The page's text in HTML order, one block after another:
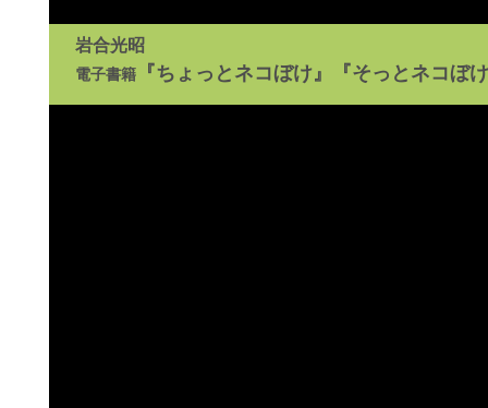
岩合光昭
電子書籍 『ちょっとネコぼけ』『そっとネコぼ